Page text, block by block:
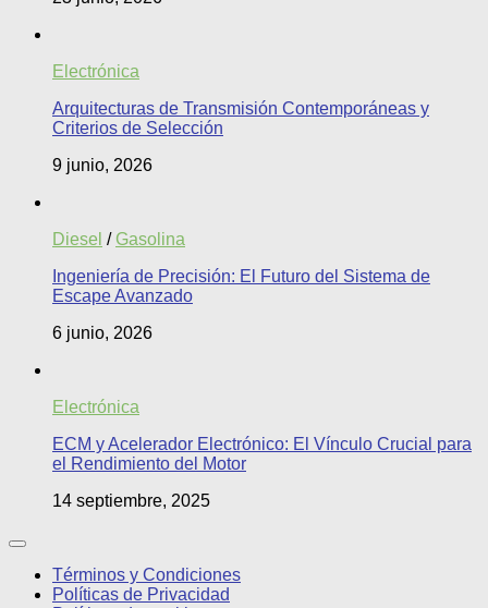
Electrónica
Arquitecturas de Transmisión Contemporáneas y
Criterios de Selección
9 junio, 2026
Diesel / Gasolina
Ingeniería de Precisión: El Futuro del Sistema de
Escape Avanzado
6 junio, 2026
Electrónica
ECM y Acelerador Electrónico: El Vínculo Crucial para
el Rendimiento del Motor
14 septiembre, 2025
Términos y Condiciones
Políticas de Privacidad